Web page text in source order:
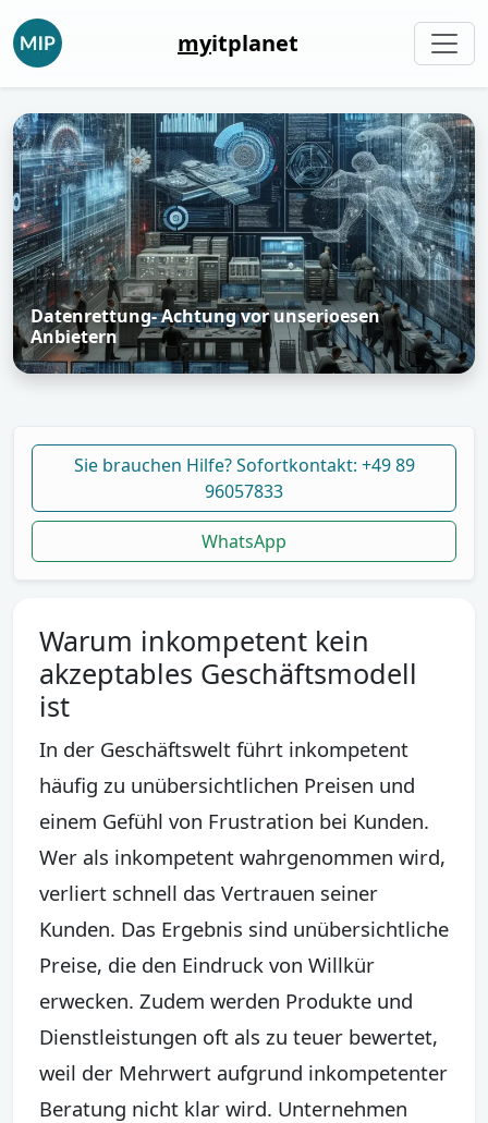
myitplanet
Datenrettung- Achtung vor unserioesen
Anbietern
Sie brauchen Hilfe? Sofortkontakt: +49 89
96057833
WhatsApp
Warum inkompetent kein
akzeptables Geschäftsmodell
ist
In der Geschäftswelt führt inkompetent
häufig zu unübersichtlichen Preisen und
einem Gefühl von Frustration bei Kunden.
Wer als inkompetent wahrgenommen wird,
verliert schnell das Vertrauen seiner
Kunden. Das Ergebnis sind unübersichtliche
Preise, die den Eindruck von Willkür
erwecken. Zudem werden Produkte und
Dienstleistungen oft als zu teuer bewertet,
weil der Mehrwert aufgrund inkompetenter
Beratung nicht klar wird. Unternehmen